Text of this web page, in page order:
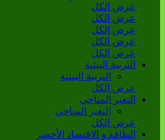
عرض الكل
عرض الكل
عرض الكل
عرض الكل
عرض الكل
التربية البيئية
التربية البيئية
عرض الكل
التغير المناخي
التغير المناخي
عرض الكل
الطاقة و الاقتصاد الأخضر